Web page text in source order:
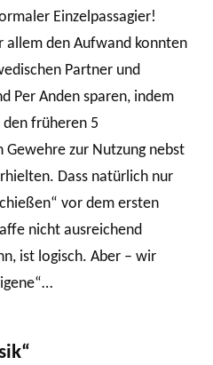
Einzelpassagier!
allem den Aufwand konnten
Partner und
Per Anden sparen, indem
früheren 5
Gewehre zur Nutzung nebst
Dass natürlich nur
vor dem ersten
nicht ausreichend
ist logisch. Aber – wir